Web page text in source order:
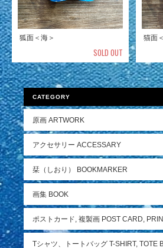
狐面＜海＞
SOLD OUT
猫面
CATEGORY
原画 ARTWORK
アクセサリー ACCESSARY
栞（しおり） BOOKMARKER
画集 BOOK
ポストカード, 複製画 POST CARD,
Tシャツ、トートバッグ T-SHIRT, TOTE